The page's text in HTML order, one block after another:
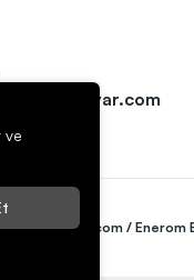
Herbirivar.com / Enerom
ve